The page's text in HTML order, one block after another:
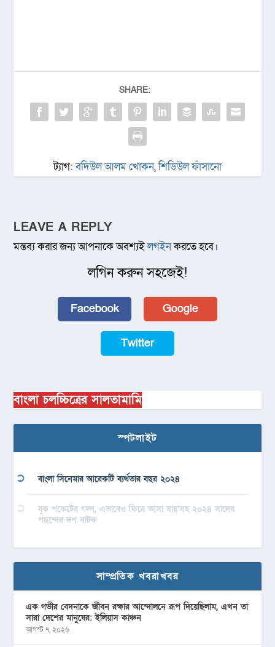
SHARE:
ট্যাগ:বদিউল আলম খোকন,শিডিউল ফাঁসানো
LEAVE A REPLY
মন্তব্য করার জন্য আপনাকে অবশ্যইলগইনকরতে হবে।
লগিন করুন সহজেই!
Facebook Google
Twitter
বাংলা চলচ্চিত্রের সালতামামি
স্পটলাইট
বাংলা সিনেমার আরেকটি ব্যর্থতার বছর ২০২৪
বুক পকেটের গল্প, এভাবেও ফিরে আসা যায়’সহ ২০২৪ সালের
পছন্দের দশ নাটক
সাম্প্রতিক খবরাখবর
এক গভীর বেদনাকে জীবন রক্ষার আন্দোলনে রূপ দিয়েছিলাম, এখন তা
সারা দেশের মানুষের: ইলিয়াস কাঞ্চন
আগস্ট ৭, ২০২৬